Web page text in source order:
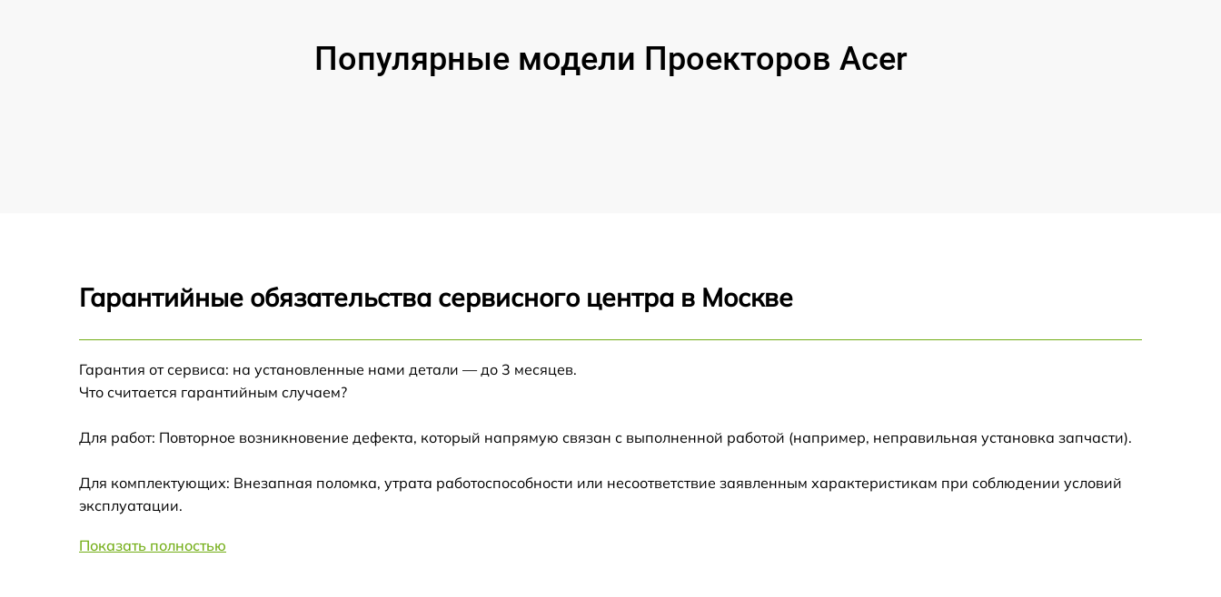
Популярные модели Проекторов Acer
Гарантийные обязательства сервисного центра в Москве
Гарантия от сервиса: на установленные нами детали — до 3 месяцев.
Что считается гарантийным случаем?
Для работ: Повторное возникновение дефекта, который напрямую связан с выполненной работой (например, неправильная установка запчасти).
Для комплектующих: Внезапная поломка, утрата работоспособности или несоответствие заявленным характеристикам при соблюдении условий
эксплуатации.
Показать полностью